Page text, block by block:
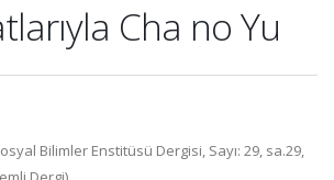
Cha no Yu
Bilimler Enstitüsü Dergisi, Sayı: 29, sa.29,